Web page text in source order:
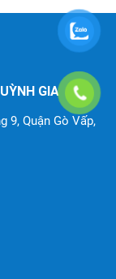
GIA
9, Quận Gò Vấp,